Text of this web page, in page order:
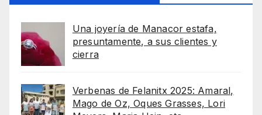
Una joyería de Manacor estafa,
presuntamente, a sus clientes y
cierra
Verbenas de Felanitx 2025: Amaral,
Mago de Oz, Oques Grasses, Lori